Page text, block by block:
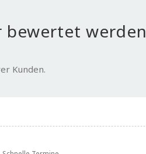
bewertet werden
Kunden.